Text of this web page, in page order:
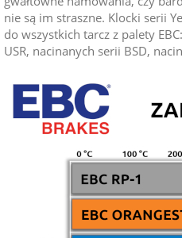
nie są im straszne. Klocki serii
do wszystkich tarcz z palety
USR, nacinanych serii BSD,